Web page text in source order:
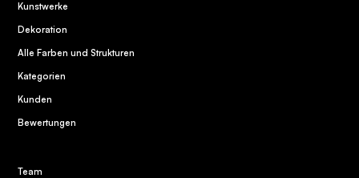
Kunstwerke
Dekoration
Alle Farben und Strukturen
Kategorien
Kunden
Bewertungen
Team